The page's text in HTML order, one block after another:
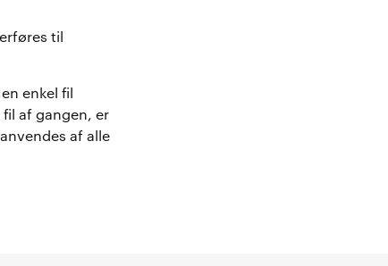
til
enkel fil
fil af gangen, er
af alle